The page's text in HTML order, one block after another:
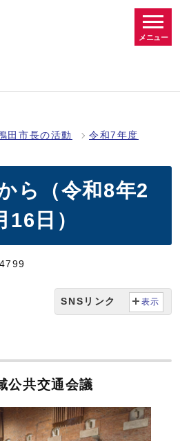
メニュー
田市長の活動 令和7年度
ら（令和8年2
16日）
SNSリンク 表示
公共交通会議